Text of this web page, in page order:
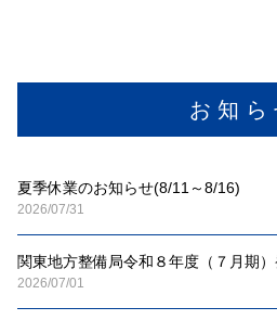
お 知 ら
夏季休業のお知らせ(8/11～8/16)
2026/07/31
関東地方整備局令和８年度（７月期
2026/07/01